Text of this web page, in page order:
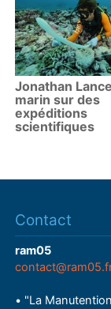
Jonathan
marin sur des
expéditions
scientifiques
Contact
ram05
• "La